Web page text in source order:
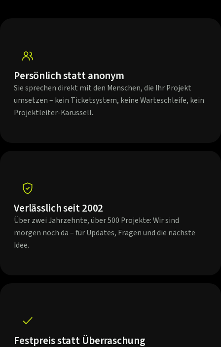
Persönlich statt anonym
Sie sprechen direkt mit den Menschen, die Ihr Projekt
umsetzen – kein Ticketsystem, keine Warteschleife, kein
Projektleiter-Karussell.
Verlässlich seit 2002
Über zwei Jahrzehnte, über 500 Projekte: Wir sind
morgen noch da – für Updates, Fragen und die nächste
Idee.
Festpreis statt Überraschung